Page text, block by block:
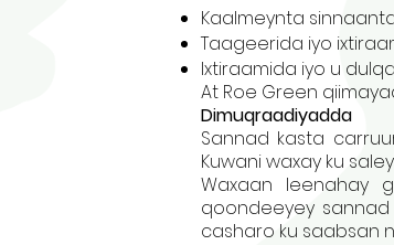
Kaalmeynta
Taageerida iyo
Ixtiraamida iyo u
At Roe Green
Dimuqraadiyadda
Sannad kasta
Kuwani waxay ku
Waxaan leenahay
qoondeeyey
casharo ku saabsan